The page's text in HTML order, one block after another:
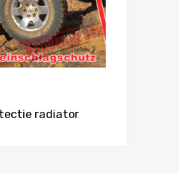
radiator